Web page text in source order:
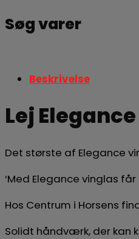
Søg varer
Beskrivelse
Lej
Det største af Elegance
‘Med Elegance vinglas
Hos Centrum i Horsens
Solidt håndværk, der kan